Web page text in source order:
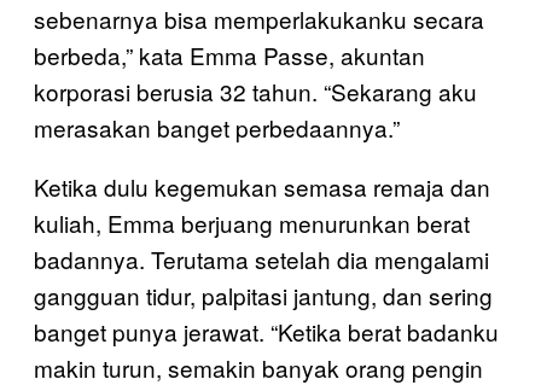
sebenarnya bisa memperlakukanku secara
berbeda,” kata Emma Passe, akuntan
korporasi berusia 32 tahun. “Sekarang aku
merasakan banget perbedaannya.”
Ketika dulu kegemukan semasa remaja dan
kuliah, Emma berjuang menurunkan berat
badannya. Terutama setelah dia mengalami
gangguan tidur, palpitasi jantung, dan sering
banget punya jerawat. “Ketika berat badanku
makin turun, semakin banyak orang pengin